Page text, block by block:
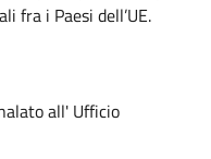
fra i Paesi dell’UE.
all' Ufficio